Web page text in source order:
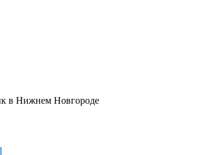
в Нижнем Новгороде